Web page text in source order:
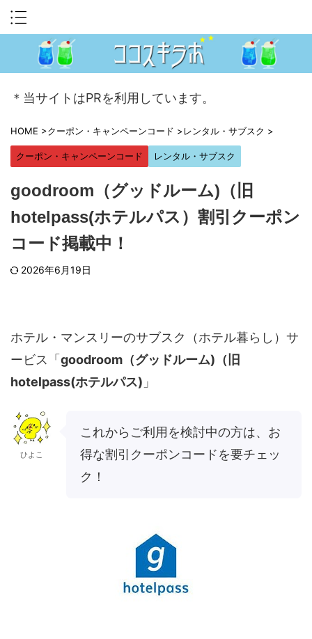
＊当サイトはPRを利用しています。
HOME >クーポン・キャンペーンコード >レンタル・サブスク >
クーポン・キャンペーンコード レンタル・サブスク
goodroom（グッドルーム)（旧
hotelpass(ホテルパス）割引クーポン
コード掲載中！
2026年6月19日
ホテル・マンスリーのサブスク（ホテル暮らし）サ
ービス「goodroom（グッドルーム)（旧
hotelpass(ホテルパス) 」
ひよこ
これからご利用を検討中の方は、お
得な割引クーポンコードを要チェッ
ク！